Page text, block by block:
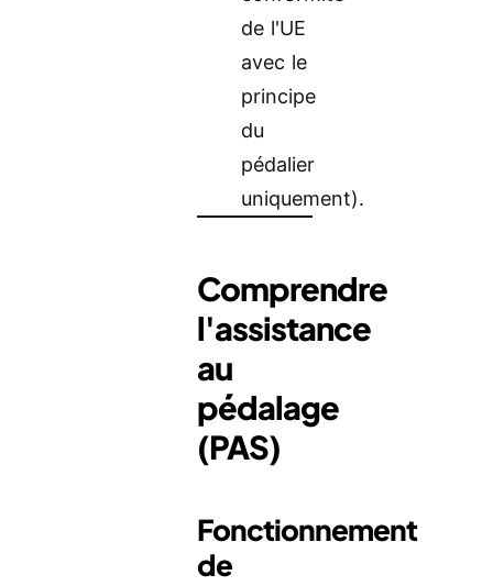
de l'UE
avec le
principe
du
pédalier
uniquement).
Comprendre
l'assistance
au
pédalage
(PAS)
Fonctionnement
de